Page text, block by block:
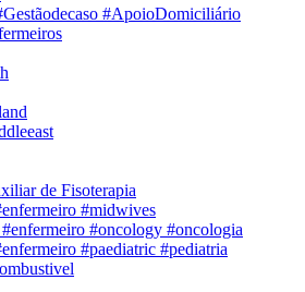
#ApoioDomiciliário
de Fisoterapia
#midwives
#oncology #oncologia
#paediatric #pediatria